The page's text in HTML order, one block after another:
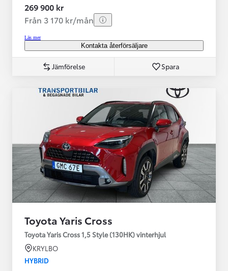
269 900 kr
Från 3 170 kr/mån
Läs mer
Kontakta återförsäljare
Jämförelse Spara
Toyota Yaris Cross
Toyota Yaris Cross 1,5 Style (130HK) vinterhjul
KRYLBO
HYBRID